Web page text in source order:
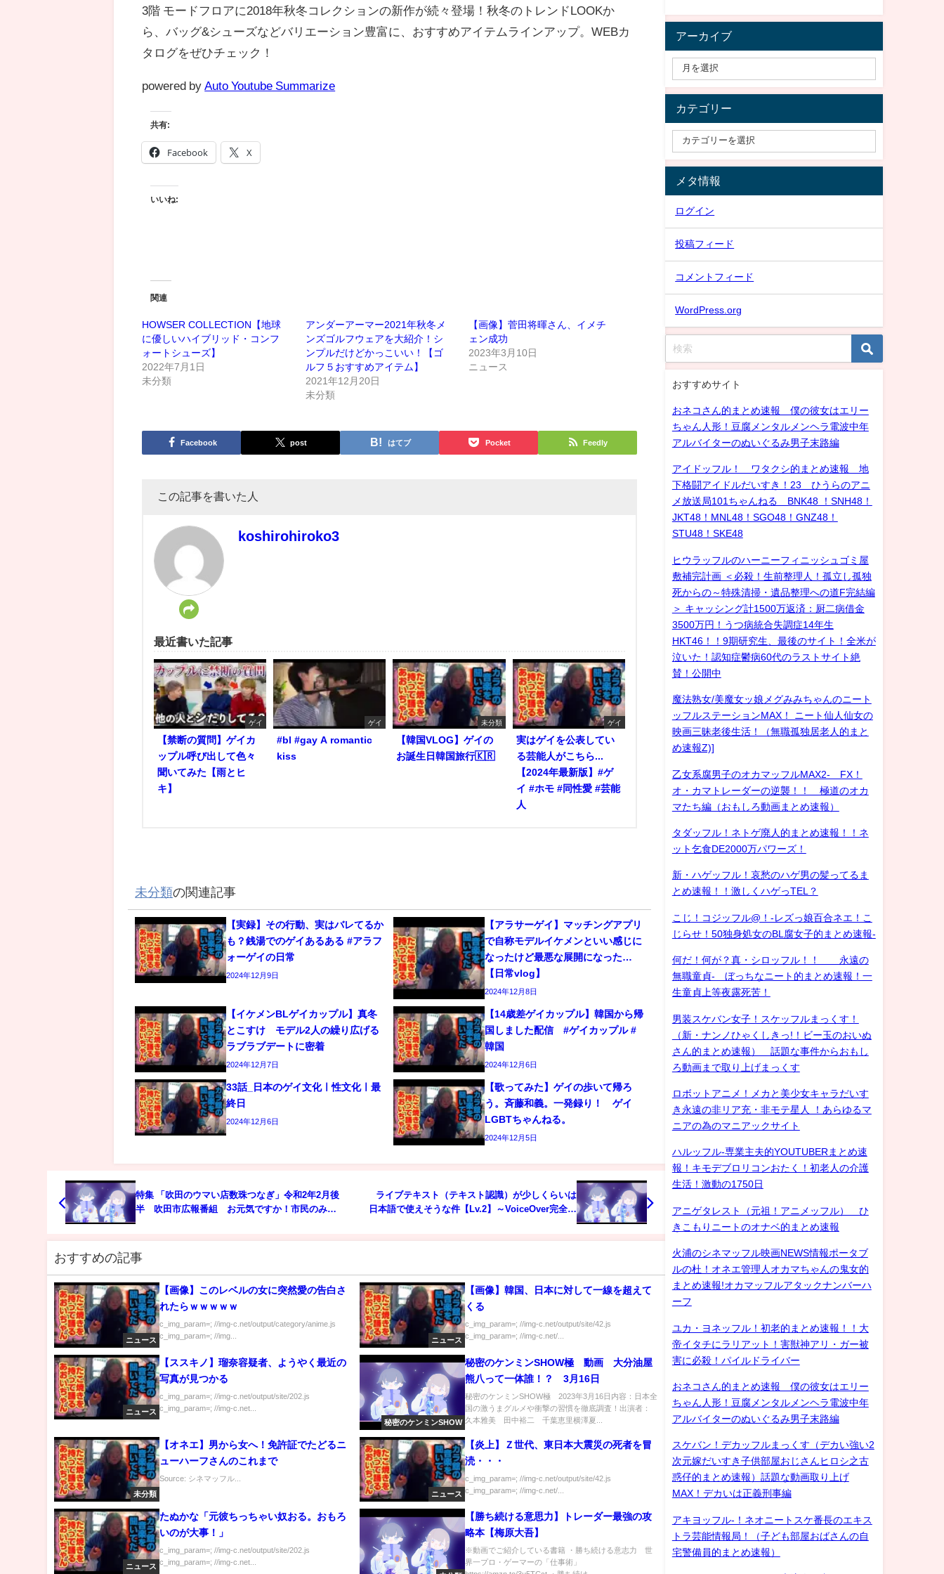
3階 モードフロアに2018年秋冬コレクションの新作が続々登場！秋冬のトレンドLOOKか
ら、バッグ&シューズなどバリエーション豊富に、おすすめアイテムラインアップ。WEBカ
タログをぜひチェック！
powered by Auto Youtube Summarize
共有:
Facebook X
いいね:
関連
HOWSER COLLECTION【地球
に優しいハイブリッド・コンフ
ォートシューズ】
2022年7月1日
未分類
アンダーアーマー2021年秋冬メ
ンズゴルフウェアを大紹介！シ
ンプルだけどかっこいい！【ゴ
ルフ５おすすめアイテム】
2021年12月20日
未分類
【画像】菅田将暉さん、イメチ
ェン成功
2023年3月10日
ニュース
Facebook post はてブ Pocket Feedly
この記事を書いた人
koshirohiroko3
最近書いた記事
ゲイ
【禁断の質問】ゲイカ
ップル呼び出して色々
聞いてみた【雨とヒ
キ】
ゲイ
#bl #gay A romantic
kiss
未分類
【韓国VLOG】ゲイの
お誕生日韓国旅行🇰🇷
ゲイ
実はゲイを公表してい
る芸能人がこちら...
【2024年最新版】#ゲ
イ #ホモ #同性愛 #芸能
人
未分類の関連記事
【実録】その行動、実はバレてるか
も？銭湯でのゲイあるある #アラフ
ォーゲイの日常
2024年12月9日
【アラサーゲイ】マッチングアプリ
で自称モデルイケメンといい感じに
なったけど最悪な展開になった…
【日常vlog】
2024年12月8日
【イケメンBLゲイカップル】真冬
とこすけ モデル2人の繰り広げる
ラブラブデートに密着
2024年12月7日
【14歳差ゲイカップル】韓国から帰
国しました配信 #ゲイカップル #
韓国
2024年12月6日
33話_日本のゲイ文化ㅣ性文化ㅣ最
終日
2024年12月6日
【歌ってみた】ゲイの歩いて帰ろ
う。斉藤和義。一発録り！ ゲイ
LGBTちゃんねる。
2024年12月5日
特集 「吹田のウマい店数珠つなぎ」令和2年2月後
半 吹田市広報番組 お元気ですか！市民のみな
ライブテキスト（テキスト認識）が少しくらいは
日本語で使えそうな件【Lv.2】～VoiceOver完全ガ
おすすめの記事
ニュース
【画像】このレベルの女に突然愛の告白さ
れたらｗｗｗｗｗ
c_img_param=; //img-c.net/output/category/anime.js
c_img_param=; //img...
ニュース
【画像】韓国、日本に対して一線を超えて
くる
c_img_param=; //img-c.net/output/site/42.js
c_img_param=; //img-c.net/...
ニュース
【ススキノ】瑠奈容疑者、ようやく最近の
写真が見つかる
c_img_param=; //img-c.net/output/site/202.js
c_img_param=; //img-c.net...
秘密のケンミンSHOW
秘密のケンミンSHOW極 動画 大分油屋
熊八って一体誰！？ 3月16日
秘密のケンミンSHOW極 2023年3月16日内容：日本全
国の激うまグルメや衝撃の習慣を徹底調査！出演者：
久本雅美 田中裕二 千葉恵里横澤夏...
未分類
【オネエ】男から女へ！免許証でたどるニ
ューハーフさんのこれまで
Source: シネマッフル...
ニュース
【炎上】Ｚ世代、東日本大震災の死者を冒
涜・・・
c_img_param=; //img-c.net/output/site/42.js
c_img_param=; //img-c.net/...
ニュース
たぬかな「元彼ちっちゃい奴おる。おもろ
いのが大事！」
c_img_param=; //img-c.net/output/site/202.js
c_img_param=; //img-c.net...
【勝ち続ける意思力】トレーダー最強の攻
略本【梅原大吾】
※動画でご紹介している書籍 ・勝ち続ける意志力 世
界一プロ・ゲーマーの「仕事術」
アーカイブ
カテゴリー
メタ情報
ログイン
投稿フィード
コメントフィード
WordPress.org
おすすめサイト
おネコさん的まとめ速報 僕の彼女はエリー
ちゃん人形！豆腐メンタルメンヘラ電波中年
アルバイターのぬいぐるみ男子末路編
アイドッフル！ ワタクシ的まとめ速報 地
下格闘アイドルだいすき！23 ひうらのアニ
メ放送局101ちゃんねる BNK48 ！SNH48！
JKT48！MNL48！SGO48！GNZ48！
STU48！SKE48
ヒウラッフルのハーニーフィニッシュゴミ屋
敷補完計画 ＜必殺！生前整理人！孤立し孤独
死からの～特殊清掃・遺品整理への道F完結編
＞ キャッシング計1500万返済：厨二病借金
3500万円！うつ病統合失調症14年生
HKT46！！9期研究生、最後のサイト！全米が
泣いた！認知症鬱病60代のラストサイト絶
賛！公開中
魔法熟女/美魔女ッ娘メグみみちゃんのニート
ッフルステーションMAX！ ニート仙人仙女の
映画三昧老後生活！（無職孤独居老人的まと
め速報Z)]
乙女系腐男子のオカマッフルMAX2- FX！
オ・カマトレーダーの逆襲！！ 極道のオカ
マたち編（おもしろ動画まとめ速報）
タダッフル！ネトゲ廃人的まとめ速報！！ネ
ット乞食DE2000万パワーズ！
新・ハゲッフル！哀愁のハゲ男の髪ってるま
とめ速報！！激しくハゲっTEL？
こじ！コジッフル@！-レズっ娘百合ネエ！こ
じらせ！50独身処女のBL腐女子的まとめ速報-
何だ！何が？真・シロッフル！！ 永遠の
無職童貞- ぼっちなニート的まとめ速報！一
生童貞上等夜露死苦！
男装スケバン女子！スケッフルまっくす！
（新・ナンノひゃくしきっ!！ビー玉のおいぬ
さん的まとめ速報） 話題な事件からおもし
ろ動画まで取り上げまっくす
ロボットアニメ！メカと美少女キャラだいす
き永遠の非リア充・非モテ星人 ！あらゆるマ
ニアの為のマニアックサイト
ハルッフル-専業主夫的YOUTUBERまとめ速
報！キモデブロリコンおたく！初老人の介護
生活！激動の1750日
アニゲタレスト（元祖！アニメッフル） ひ
きこもりニートのオナベ的まとめ速報
火浦のシネマッフル映画NEWS情報ポータブ
ルの杜！オネエ管理人オカマちゃんの鬼女的
まとめ速報!オカマッフルアタックナンバーハ
ーフ
ユカ・ヨネッフル！初老的まとめ速報！！大
帝イタチにラリアット！害獣神アリ・ガー被
害に必殺！パイルドライバー
おネコさん的まとめ速報 僕の彼女はエリー
ちゃん人形！豆腐メンタルメンヘラ電波中年
アルバイターのぬいぐるみ男子末路編
スケバン！デカッフルまっくす（デカい強い2
次元嫁だいすき子供部屋おじさんヒロシ之古
惑仔的まとめ速報）話題な動画取り上げ
MAX！デカいは正義刑事編
アキヨッフル-！ネオニートスケ番長のエキス
トラ芸能情報局！（子ども部屋おばさんの自
宅警備員的まとめ速報）